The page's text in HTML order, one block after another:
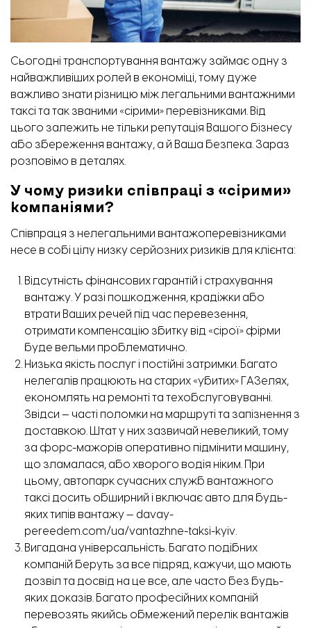
Сьогодні транспортування вантажу займає одну з
найважливіших ролей в економіці, тому дуже
важливо знати різницю між легальними вантажними
таксі та так званими «сірими» перевізниками. Від
цього залежить не тільки репутація Вашого бізнесу
або збереження вантажу, а й Ваша безпека. Зараз
розповімо в деталях.
У чому ризики співпраці з «сірими»
компаніями?
Співпраця з нелегальними вантажоперевізниками
несе в собі цілу низку серйозних ризиків для клієнта:
Відсутність фінансових гарантій і страхування
вантажу. У разі пошкодження, крадіжки або
втрати Ваших речей під час перевезення,
отримати компенсацію збитку від «сірої» фірми
буде вельми проблематично.
Низька якість послуг і постійні затримки. Багато
нелегалів працюють на старих «убитих» ГАЗелях,
економлять на ремонті та техобслуговуванні.
Звідси — часті поломки на маршруті та запізнення з
доставкою. Штат у них зазвичай невеликий, тому
за форс-мажорів оперативно підмінити машину,
що зламалася, або хворого водія ніким. При
цьому, автопарк сучасних служб вантажного
таксі досить обширний і включає авто для будь-
яких типів вантажу — davay-
pereedem.com/ua/vantazhne-taksi-kyiv.
Вигадана універсальність. Багато подібних
компаній беруть за все підряд, кажучи, що мають
дозвіл та досвід на це все, але часто без будь-
яких доказів. Багато професійних компаній
перевозять якийсь обмежений перелік вантажів